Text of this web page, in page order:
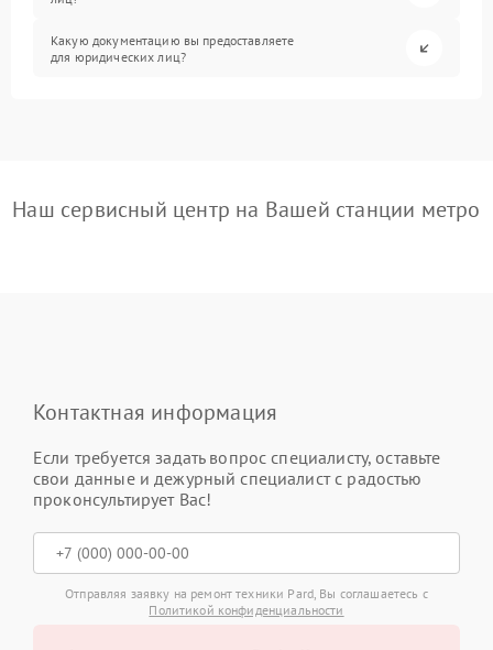
Какую документацию вы предоставляете
для юридических лиц?
Наш сервисный центр на Вашей станции метро
Контактная информация
Если требуется задать вопрос специалисту, оставьте
свои данные и дежурный специалист с радостью
проконсультирует Вас!
Отправляя заявку на ремонт техники Pard, Вы соглашаетесь с
Политикой конфиденциальности